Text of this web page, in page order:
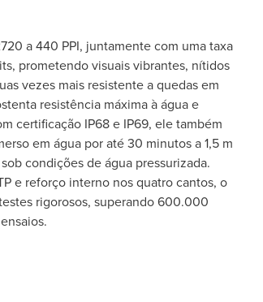
a 440 PPI, juntamente com uma taxa
prometendo visuais vibrantes, nítidos
vezes mais resistente a quedas em
resistência máxima à água e
certificação IP68 e IP69, ele também
em água por até 30 minutos a1,5 m
condições de água pressurizada.
e reforço interno nos quatro cantos, o
rigorosos, superando 600.000